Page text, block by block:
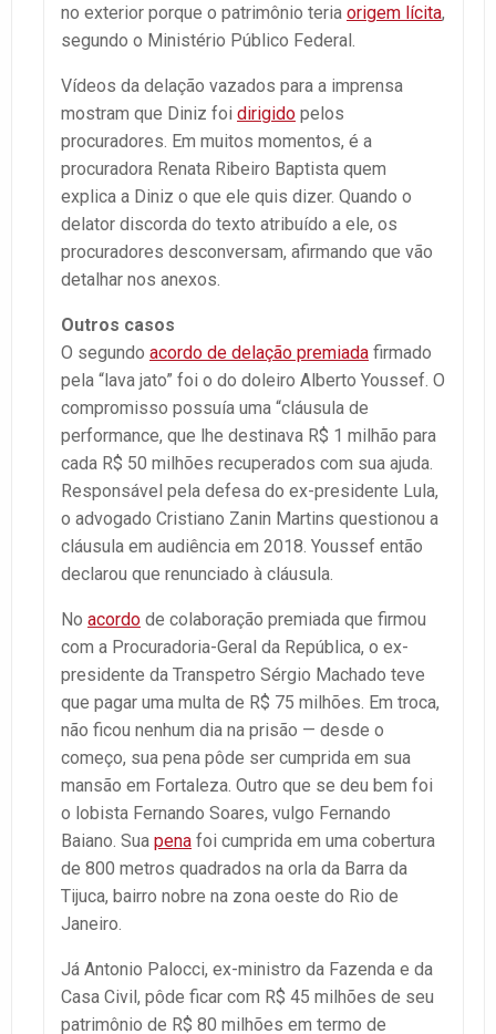
no exterior porque o patrimônio teria origem lícita,
segundo o Ministério Público Federal.
Vídeos da delação vazados para a imprensa
mostram que Diniz foi dirigido pelos
procuradores. Em muitos momentos, é a
procuradora Renata Ribeiro Baptista quem
explica a Diniz o que ele quis dizer. Quando o
delator discorda do texto atribuído a ele, os
procuradores desconversam, afirmando que vão
detalhar nos anexos.
Outros casos
O segundo acordo de delação premiada firmado
pela “lava jato” foi o do doleiro Alberto Youssef. O
compromisso possuía uma “cláusula de
performance, que lhe destinava R$ 1 milhão para
cada R$ 50 milhões recuperados com sua ajuda.
Responsável pela defesa do ex-presidente Lula,
o advogado Cristiano Zanin Martins questionou a
cláusula em audiência em 2018. Youssef então
declarou que renunciado à cláusula.
No acordo de colaboração premiada que firmou
com a Procuradoria-Geral da República, o ex-
presidente da Transpetro Sérgio Machado teve
que pagar uma multa de R$ 75 milhões. Em troca,
não ficou nenhum dia na prisão — desde o
começo, sua pena pôde ser cumprida em sua
mansão em Fortaleza. Outro que se deu bem foi
o lobista Fernando Soares, vulgo Fernando
Baiano. Sua pena foi cumprida em uma cobertura
de 800 metros quadrados na orla da Barra da
Tijuca, bairro nobre na zona oeste do Rio de
Janeiro.
Já Antonio Palocci, ex-ministro da Fazenda e da
Casa Civil, pôde ficar com R$ 45 milhões de seu
patrimônio de R$ 80 milhões em termo de